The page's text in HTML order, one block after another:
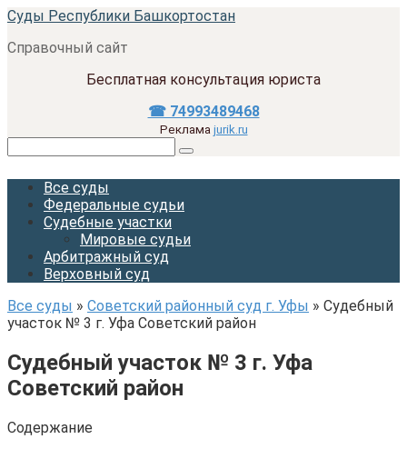
Перейти
контенту
Суды Республики Башкортостан
Справочный сайт
Бесплатная консультация юриста
☎ 74993489468
Реклама jurik.ru
Все суды
Федеральные судьи
Судебные участки
Мировые судьи
Арбитражный суд
Верховный суд
Все суды » Советский районный суд г. Уфы » Судебный
участок № 3 г. Уфа Советский район
Судебный участок № 3 г. Уфа
Советский район
Содержание